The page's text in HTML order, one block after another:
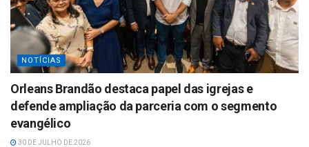
NOTÍCIAS
Orleans Brandão destaca papel das igrejas e
defende ampliação da parceria com o segmento
evangélico
30 DE JULHO DE 2026